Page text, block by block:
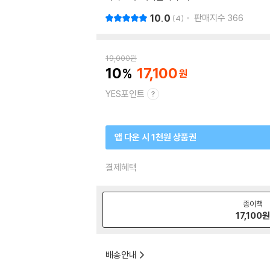
10.0 4 판매지수 366
19,000원
10 17,100
YES포인트
앱 다운 시 1천원 상품권
결제혜택
종이책
17,100원
배송안내